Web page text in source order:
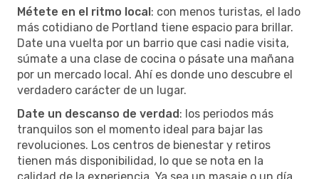
Métete en el ritmo local: con menos turistas, el lado
más cotidiano de Portland tiene espacio para brillar.
Date una vuelta por un barrio que casi nadie visita,
súmate a una clase de cocina o pásate una mañana
por un mercado local. Ahí es donde uno descubre el
verdadero carácter de un lugar.
Date un descanso de verdad: los periodos más
tranquilos son el momento ideal para bajar las
revoluciones. Los centros de bienestar y retiros
tienen más disponibilidad, lo que se nota en la